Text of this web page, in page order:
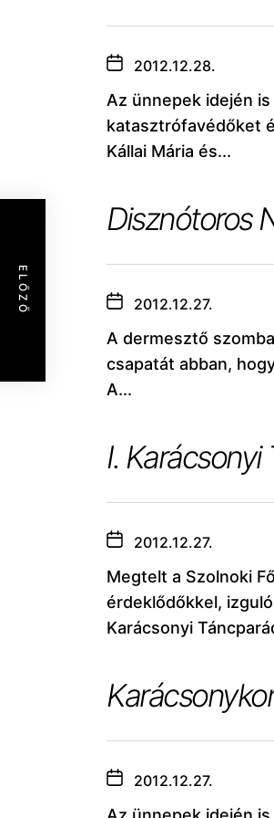
ELŐZŐ
2012.12.28.
Az ünnepek idején
katasztrófavédőket
Kállai Mária és...
Disznótoros
2012.12.27.
A dermesztő
csapatát abban,
A...
I. Karácsonyi
2012.12.27.
Megtelt a Szolnoki
érdeklődőkkel,
Karácsonyi
2012.12.27.